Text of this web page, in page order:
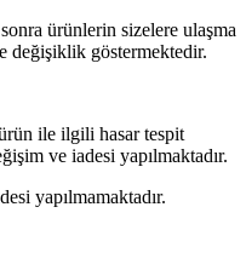
ürünlerin sizelere ulaşma
değişiklik göstermektedir.
ile ilgili hasar tespit
ve iadesi yapılmaktadır.
yapılmamaktadır.